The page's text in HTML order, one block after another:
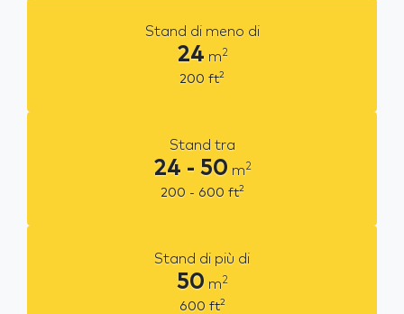
Stand di meno di
24 m2
200 ft2
Stand tra
24 - 50 m2
200 - 600 ft2
Stand di più di
50 m2
600 ft2